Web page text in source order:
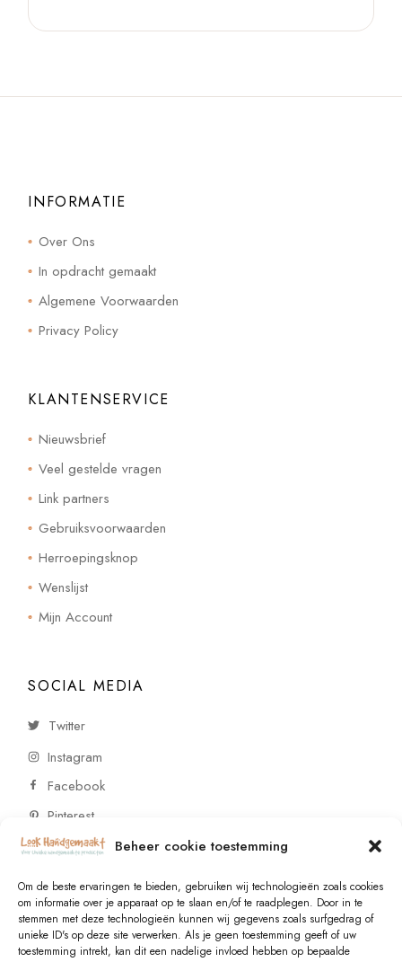
Beheer cookie toestemming
Om de beste ervaringen te bieden, gebruiken wij technologieën zoals cookies
om informatie over je apparaat op te slaan en/of te raadplegen. Door in te
stemmen met deze technologieën kunnen wij gegevens zoals surfgedrag of
unieke ID's op deze site verwerken. Als je geen toestemming geeft of uw
toestemming intrekt, kan dit een nadelige invloed hebben op bepaalde
INFORMATIE
Over Ons
In opdracht gemaakt
Algemene Voorwaarden
Privacy Policy
KLANTENSERVICE
Nieuwsbrief
Veel gestelde vragen
Link partners
Gebruiksvoorwaarden
Herroepingsknop
Wenslijst
Mijn Account
SOCIAL MEDIA
Twitter
Instagram
Facebook
Pinterest
CONTACT
Vragen of wensen? Neem contact op!
+31 (0)6 229 021 29